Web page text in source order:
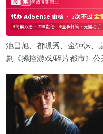
池昌旭、都暻秀、金钟洙、
剧《操控游戏/碎片都市》公